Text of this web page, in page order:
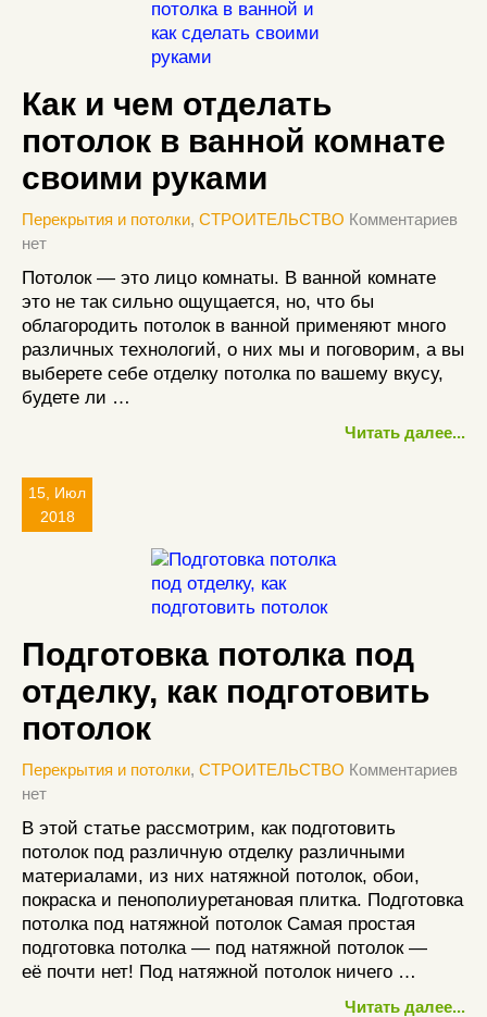
Как и чем отделать
потолок в ванной комнате
своими руками
Перекрытия и потолки, СТРОИТЕЛЬСТВО Комментариев
нет
Потолок — это лицо комнаты. В ванной комнате
это не так сильно ощущается, но, что бы
облагородить потолок в ванной применяют много
различных технологий, о них мы и поговорим, а вы
выберете себе отделку потолка по вашему вкусу,
будете ли …
Читать далее...
15, Июл
2018
Подготовка потолка под
отделку, как подготовить
потолок
Перекрытия и потолки, СТРОИТЕЛЬСТВО Комментариев
нет
В этой статье рассмотрим, как подготовить
потолок под различную отделку различными
материалами, из них натяжной потолок, обои,
покраска и пенополиуретановая плитка. Подготовка
потолка под натяжной потолок Самая простая
подготовка потолка — под натяжной потолок —
её почти нет! Под натяжной потолок ничего …
Читать далее...